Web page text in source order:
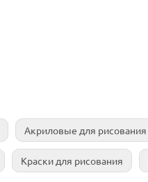
Акриловые для рисования
Краски для рисования